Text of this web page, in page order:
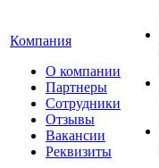
Компания
О компании
Партнеры
Сотрудники
Отзывы
Вакансии
Реквизиты